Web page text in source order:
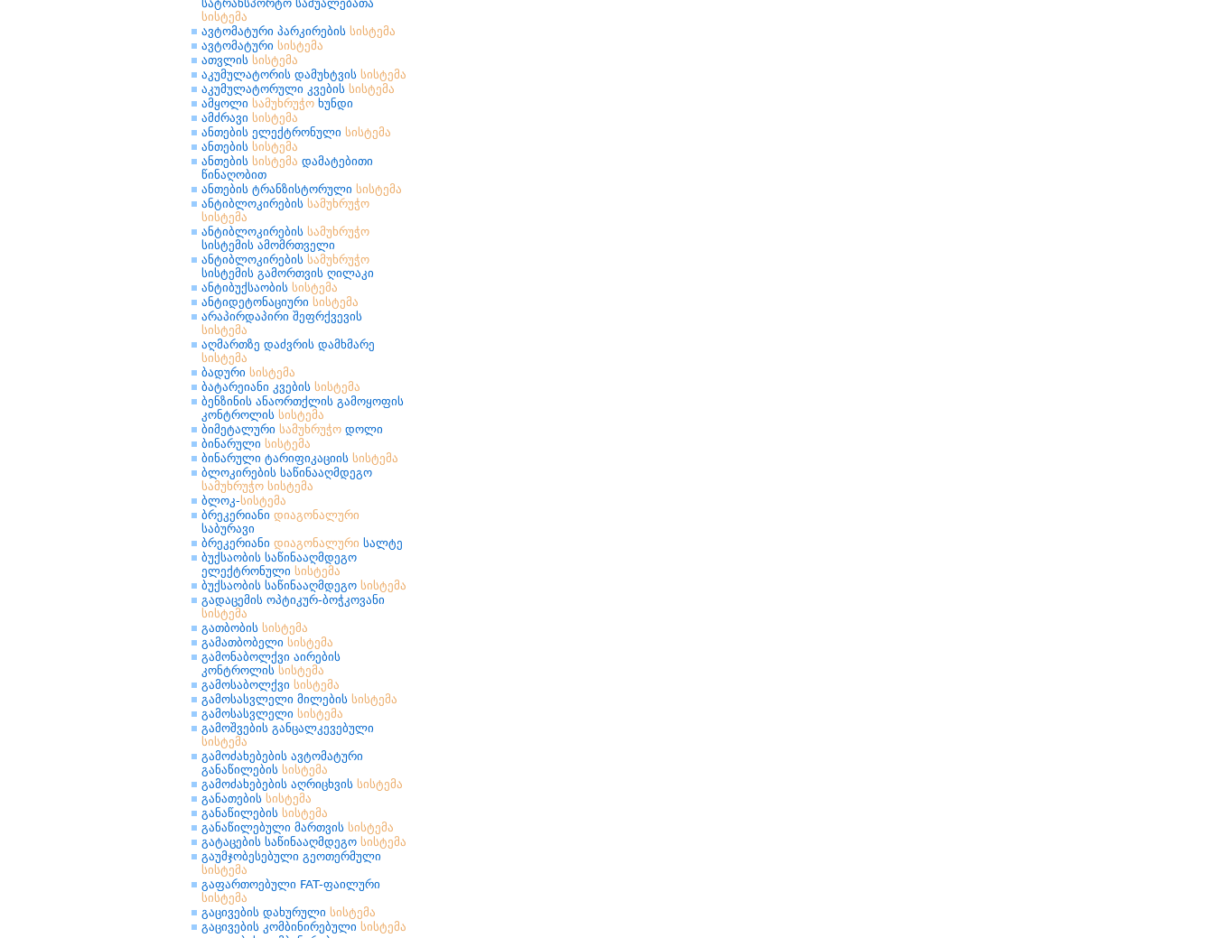
სატრანსპორტო საშუალებათა
სისტემა
ავტომატური პარკირების სისტემა
ავტომატური სისტემა
ათვლის სისტემა
აკუმულატორის დამუხტვის სისტემა
აკუმულატორული კვების სისტემა
ამყოლი სამუხრუჭო ხუნდი
ამძრავი სისტემა
ანთების ელექტრონული სისტემა
ანთების სისტემა
ანთების სისტემა დამატებითი
წინაღობით
ანთების ტრანზისტორული სისტემა
ანტიბლოკირების სამუხრუჭო
სისტემა
ანტიბლოკირების სამუხრუჭო
სისტემის ამომრთველი
ანტიბლოკირების სამუხრუჭო
სისტემის გამორთვის ღილაკი
ანტიბუქსაობის სისტემა
ანტიდეტონაციური სისტემა
არაპირდაპირი შეფრქვევის
სისტემა
აღმართზე დაძვრის დამხმარე
სისტემა
ბადური სისტემა
ბატარეიანი კვების სისტემა
ბენზინის ანაორთქლის გამოყოფის
კონტროლის სისტემა
ბიმეტალური სამუხრუჭო დოლი
ბინარული სისტემა
ბინარული ტარიფიკაციის სისტემა
ბლოკირების საწინააღმდეგო
სამუხრუჭო სისტემა
ბლოკ-სისტემა
ბრეკერიანი დიაგონალური
საბურავი
ბრეკერიანი დიაგონალური სალტე
ბუქსაობის საწინააღმდეგო
ელექტრონული სისტემა
ბუქსაობის საწინააღმდეგო სისტემა
გადაცემის ოპტიკურ-ბოჭკოვანი
სისტემა
გათბობის სისტემა
გამათბობელი სისტემა
გამონაბოლქვი აირების
კონტროლის სისტემა
გამოსაბოლქვი სისტემა
გამოსასვლელი მილების სისტემა
გამოსასვლელი სისტემა
გამოშვების განცალკევებული
სისტემა
გამოძახებების ავტომატური
განაწილების სისტემა
გამოძახებების აღრიცხვის სისტემა
განათების სისტემა
განაწილების სისტემა
განაწილებული მართვის სისტემა
გატაცების საწინააღმდეგო სისტემა
გაუმჯობესებული გეოთერმული
სისტემა
გაფართოებული FAT-ფაილური
სისტემა
გაცივების დახურული სისტემა
გაცივების კომბინირებული სისტემა